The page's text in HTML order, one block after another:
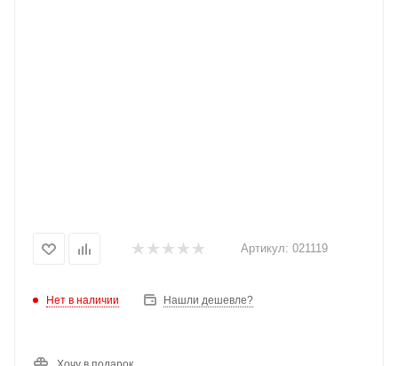
Артикул: 021119
Нет в наличии Нашли дешевле?